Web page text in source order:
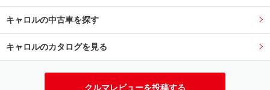
キャロルの中古車を探す
キャロルのカタログを見る
クルマレビューを投稿する